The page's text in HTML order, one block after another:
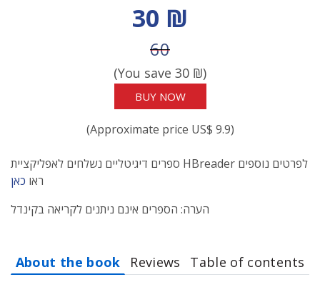
Discount price
30 ₪
Price before discount
60
(You save 30 ₪)
BUY NOW
(Approximate price US$ 9.9)
ספרים דיגיטליים נשלחים לאפליקציית HBreader לפרטים נוספים
ראו כאן
הערה: הספרים אינם ניתנים לקריאה בקינדל
About the book Reviews Table of contents